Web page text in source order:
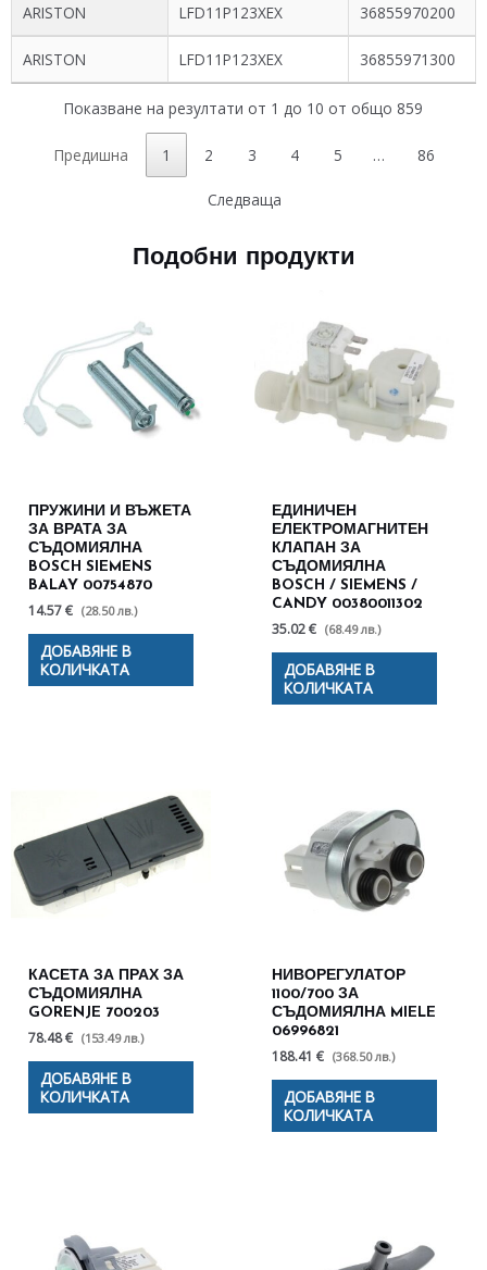
ARISTON LFD11P123XEX 36855970200
ARISTON LFD11P123XEX 36855971300
Показване на резултати от 1 до 10 от общо 859
Предишна 1 2 3 4 5 … 86
Следваща
Подобни продукти
ПРУЖИНИ И ВЪЖЕТА
ЗА ВРАТА ЗА
СЪДОМИЯЛНА
BOSCH SIEMENS
BALAY 00754870
14.57 € (28.50 лв.)
ДОБАВЯНЕ В
КОЛИЧКАТА
ЕДИНИЧЕН
ЕЛЕКТРОМАГНИТЕН
КЛАПАН ЗА
СЪДОМИЯЛНА
BOSCH / SIEMENS /
CANDY 00380011302
35.02 € (68.49 лв.)
ДОБАВЯНЕ В
КОЛИЧКАТА
КАСЕТА ЗА ПРАХ ЗА
СЪДОМИЯЛНА
GORENJE 700203
78.48 € (153.49 лв.)
ДОБАВЯНЕ В
КОЛИЧКАТА
НИВОРЕГУЛАТОР
1100/700 ЗА
СЪДОМИЯЛНА MIELE
06996821
188.41 € (368.50 лв.)
ДОБАВЯНЕ В
КОЛИЧКАТА